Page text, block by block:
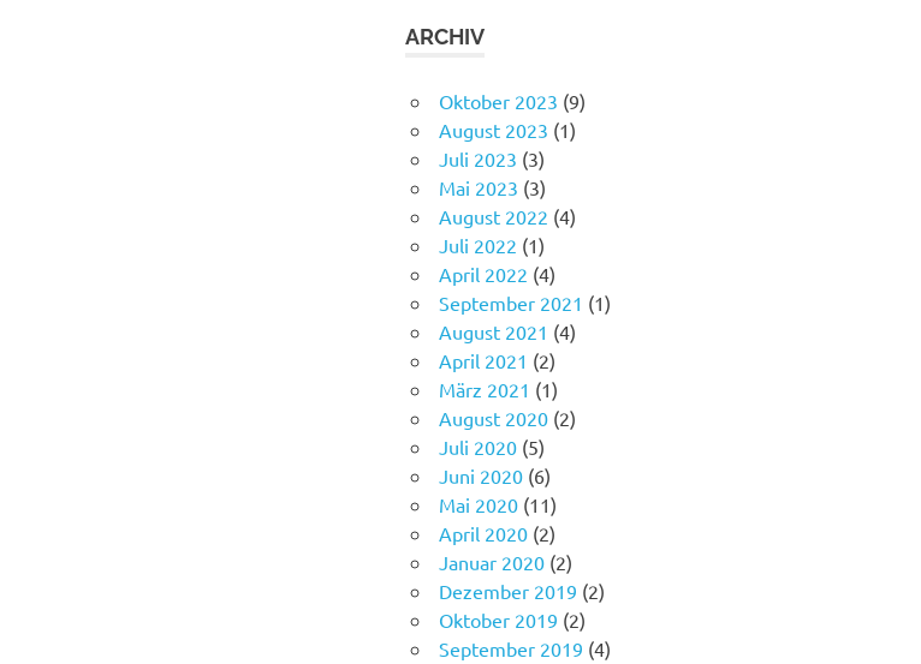
ARCHIV
Oktober 2023 (9)
August 2023 (1)
Juli 2023 (3)
Mai 2023 (3)
August 2022 (4)
Juli 2022 (1)
April 2022 (4)
September 2021 (1)
August 2021 (4)
April 2021 (2)
März 2021 (1)
August 2020 (2)
Juli 2020 (5)
Juni 2020 (6)
Mai 2020 (11)
April 2020 (2)
Januar 2020 (2)
Dezember 2019 (2)
Oktober 2019 (2)
September 2019 (4)